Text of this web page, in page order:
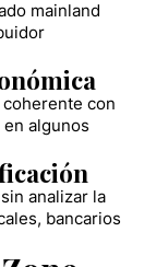
mainland
con
algunos
analizar la
bancarios